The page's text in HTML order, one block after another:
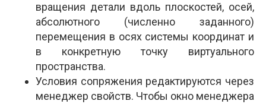
вращения детали вдоль плоскостей, осей,
абсолютного (численно заданного)
перемещения в осях системы координат и
в конкретную точку виртуального
пространства.
Условия сопряжения редактируются через
менеджер свойств. Чтобы окно менеджера